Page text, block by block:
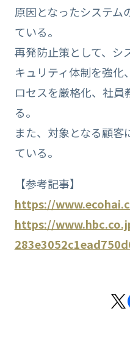
原因となったシステム
ている。
再発防止策として、シ
キュリティ体制を強
ロセスを厳格化、社
る。
また、対象となる顧客
ている。
【参考記事】
https://
https://